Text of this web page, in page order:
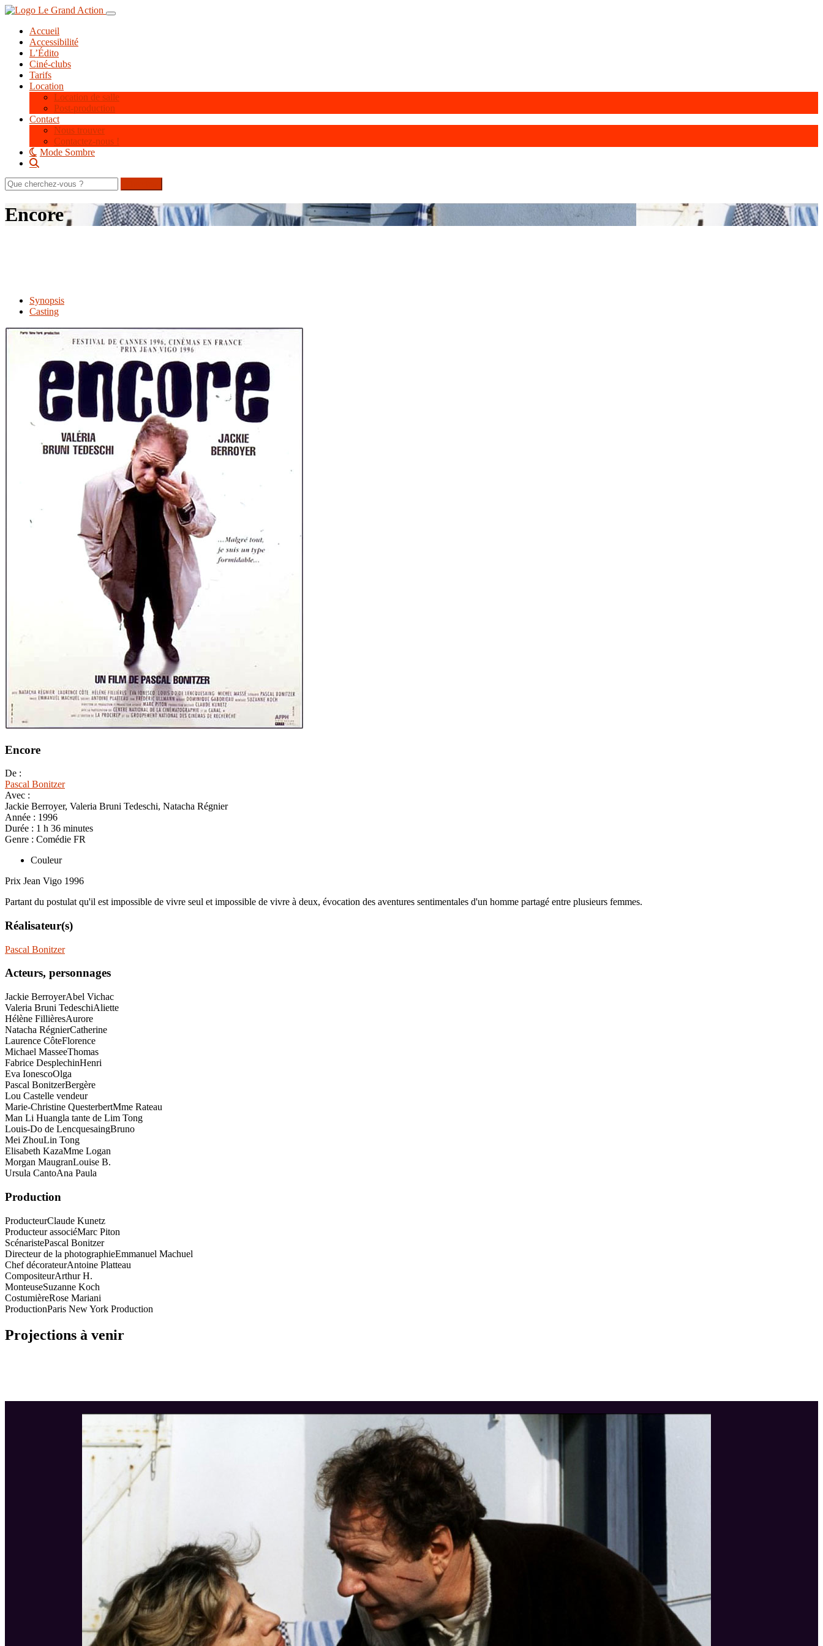
Aller
contenu
principal
Toggle navigation
Accueil
Accessibilité
L’Édito
Ciné-clubs
Tarifs
Location
Location de salle
Post-production
Contact
Nous trouver
Contactez-nous !
Mode Sombre
Rechercher
sur
site
Encore
Synopsis
Casting
Encore
De :
Pascal Bonitzer
Avec :
Jackie Berroyer, Valeria Bruni Tedeschi, Natacha Régnier
Année : 1996
Durée : 1 h 36 minutes
Genre : Comédie FR
Couleur
Prix Jean Vigo 1996
Partant du postulat qu'il est impossible de vivre seul et impossible de vivre à deux, évocation des aventures sentimentales d'un homme partagé entre plusieurs femmes.
Réalisateur(s)
Pascal Bonitzer
Acteurs, personnages
Jackie BerroyerAbel Vichac
Valeria Bruni TedeschiAliette
Hélène FillièresAurore
Natacha RégnierCatherine
Laurence CôteFlorence
Michael MasseeThomas
Fabrice DesplechinHenri
Eva IonescoOlga
Pascal BonitzerBergère
Lou Castelle vendeur
Marie-Christine QuesterbertMme Rateau
Man Li Huangla tante de Lim Tong
Louis-Do de LencquesaingBruno
Mei ZhouLin Tong
Elisabeth KazaMme Logan
Morgan MaugranLouise B.
Ursula CantoAna Paula
Production
ProducteurClaude Kunetz
Producteur associéMarc Piton
ScénaristePascal Bonitzer
Directeur de la photographieEmmanuel Machuel
Chef décorateurAntoine Platteau
CompositeurArthur H.
MonteuseSuzanne Koch
CostumièreRose Mariani
ProductionParis New York Production
Projections à venir